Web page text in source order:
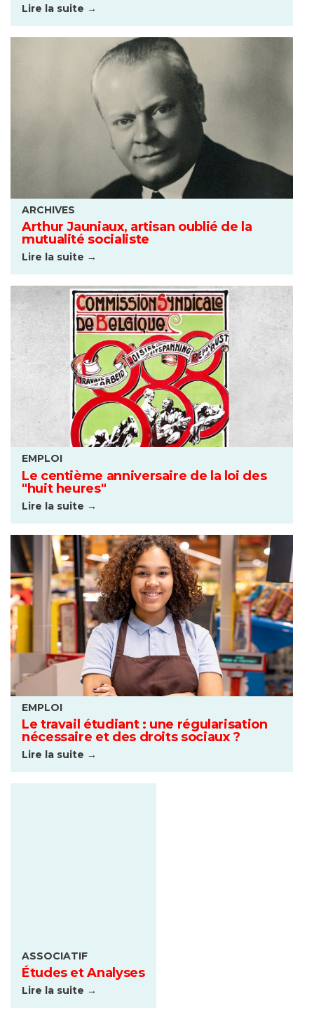
Lire la suite →
ARCHIVES
Arthur Jauniaux, artisan oublié de la
mutualité socialiste
Lire la suite →
EMPLOI
Le centième anniversaire de la loi des
"huit heures"
Lire la suite →
EMPLOI
Le travail étudiant : une régularisation
nécessaire et des droits sociaux ?
Lire la suite →
ASSOCIATIF
Études et Analyses
Lire la suite →